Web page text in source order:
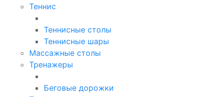
Теннис
Теннисные столы
Теннисные шары
Массажные столы
Тренажеры
Беговые дорожки